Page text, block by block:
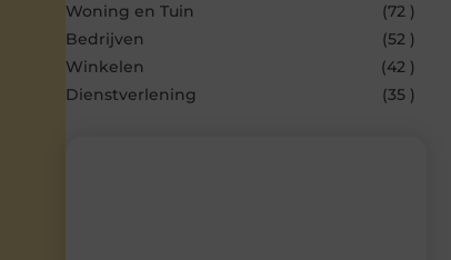
Woning en Tuin
(72 )
Bedrijven
(52 )
Winkelen
(42 )
Dienstverlening
(35 )